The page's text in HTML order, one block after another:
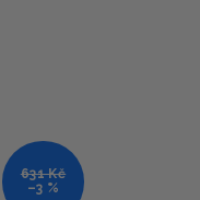
631 Kč
–3 %